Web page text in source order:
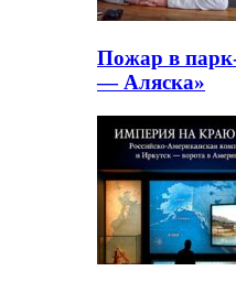
Пожар в
— Аляска»